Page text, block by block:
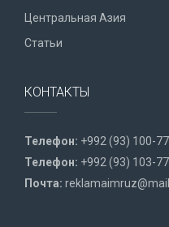
Центральная Азия
Статьи
КОНТАКТЫ
Телефон: +992 (93) 100-
Телефон: +992 (93) 103-
Почта: